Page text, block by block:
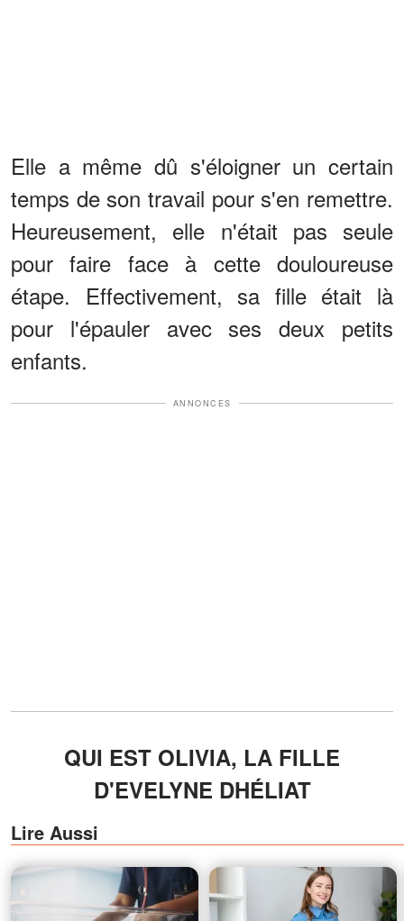
Elle a même dû s'éloigner un certain
temps de son travail pour s'en remettre.
Heureusement, elle n'était pas seule
pour faire face à cette douloureuse
étape. Effectivement, sa fille était là
pour l'épauler avec ses deux petits
enfants.
ANNONCES
QUI EST OLIVIA, LA FILLE
D'EVELYNE DHÉLIAT
Lire Aussi